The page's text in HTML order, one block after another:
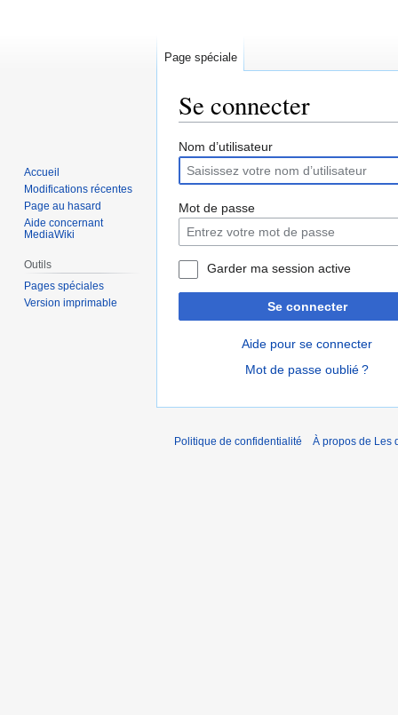
Se connecter
Aller
la
navigation
Aller
la
recherche
Nom d’utilisateur
Mot de passe
Garder ma session active
Se connecter
Aide pour se connecter
Mot de passe oublié ?
Page spéciale
Accueil
Modifications récentes
Page au hasard
Aide concernant
MediaWiki
Outils
Pages spéciales
Version imprimable
Politique de confidentialité À propos de Les